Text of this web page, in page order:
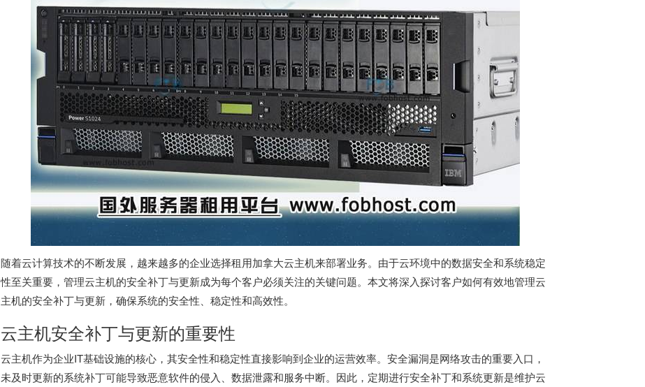
随着云计算技术的不断发展，越来越多的企业选择租用加拿大云主机来部署业务。由于云环境中的数据安全和系统稳定
性至关重要，管理云主机的安全补丁与更新成为每个客户必须关注的关键问题。本文将深入探讨客户如何有效地管理云
主机的安全补丁与更新，确保系统的安全性、稳定性和高效性。
云主机安全补丁与更新的重要性
云主机作为企业IT基础设施的核心，其安全性和稳定性直接影响到企业的运营效率。安全漏洞是网络攻击的重要入口，
未及时更新的系统补丁可能导致恶意软件的侵入、数据泄露和服务中断。因此，定期进行安全补丁和系统更新是维护云